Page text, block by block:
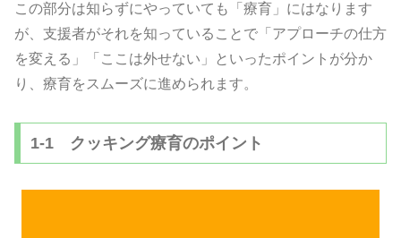
この部分は知らずにやっていても「療育」にはなります
が、支援者がそれを知っていることで「アプローチの仕方
を変える」「ここは外せない」といったポイントが分か
り、療育をスムーズに進められます。
1-1 クッキング療育のポイント